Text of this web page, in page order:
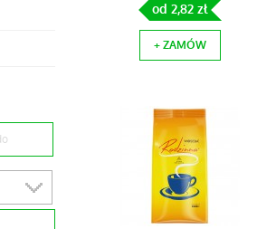
od 2,82 zł
+ ZAMÓW